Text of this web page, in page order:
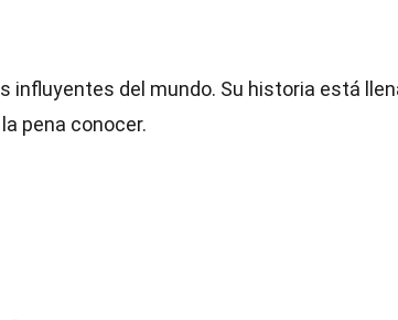
influyentes del mundo. Su historia está
pena conocer.